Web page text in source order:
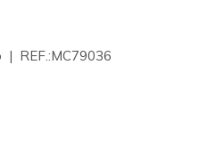
| REF.:MC79036